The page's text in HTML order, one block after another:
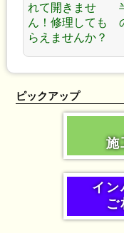
れて開きませ
ん！修理しても
らえませんか？
ピックアップ
施
イン
ご